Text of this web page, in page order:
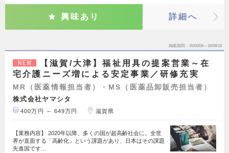
興味あり 詳細へ
掲載期間 26/08/06～26/08/19
NEW
【滋賀/大津】福祉用具の提案営業～在
宅介護ニーズ増による安定事業／研修充実
MR（医薬情報担当者）・MS（医薬品卸販売担当者）
株式会社ヤマシタ
400万円 ～ 649万円 滋賀県
【業務内容】 2020年以降、多くの国が超高齢社会に。全世
界が直面する「高齢化」という課題があり、日本はその課題
先進国です…